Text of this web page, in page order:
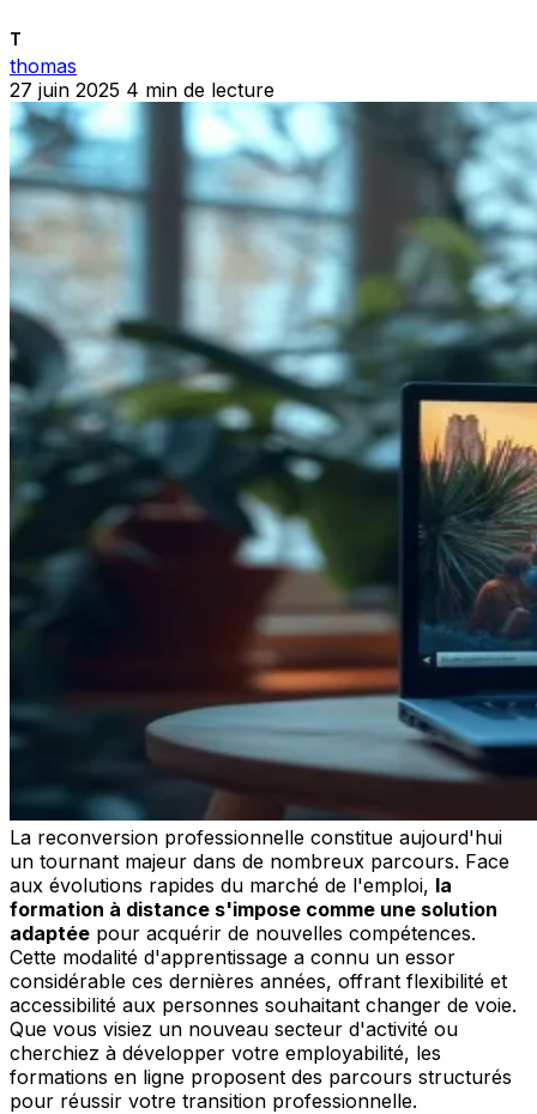
T
thomas
27 juin 2025 4 min de lecture
La reconversion professionnelle constitue aujourd'hui
un tournant majeur dans de nombreux parcours. Face
aux évolutions rapides du marché de l'emploi, la
formation à distance s'impose comme une solution
adaptée pour acquérir de nouvelles compétences.
Cette modalité d'apprentissage a connu un essor
considérable ces dernières années, offrant flexibilité et
accessibilité aux personnes souhaitant changer de voie.
Que vous visiez un nouveau secteur d'activité ou
cherchiez à développer votre employabilité, les
formations en ligne proposent des parcours structurés
pour réussir votre transition professionnelle.